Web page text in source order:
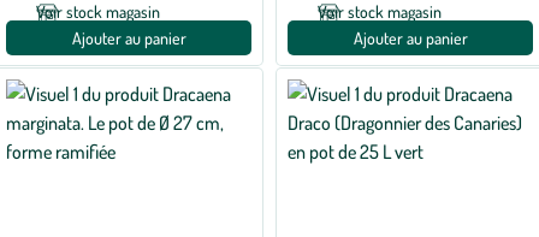
Voir stock magasin
Ajouter au panier
Voir stock magasin
Ajouter au panier